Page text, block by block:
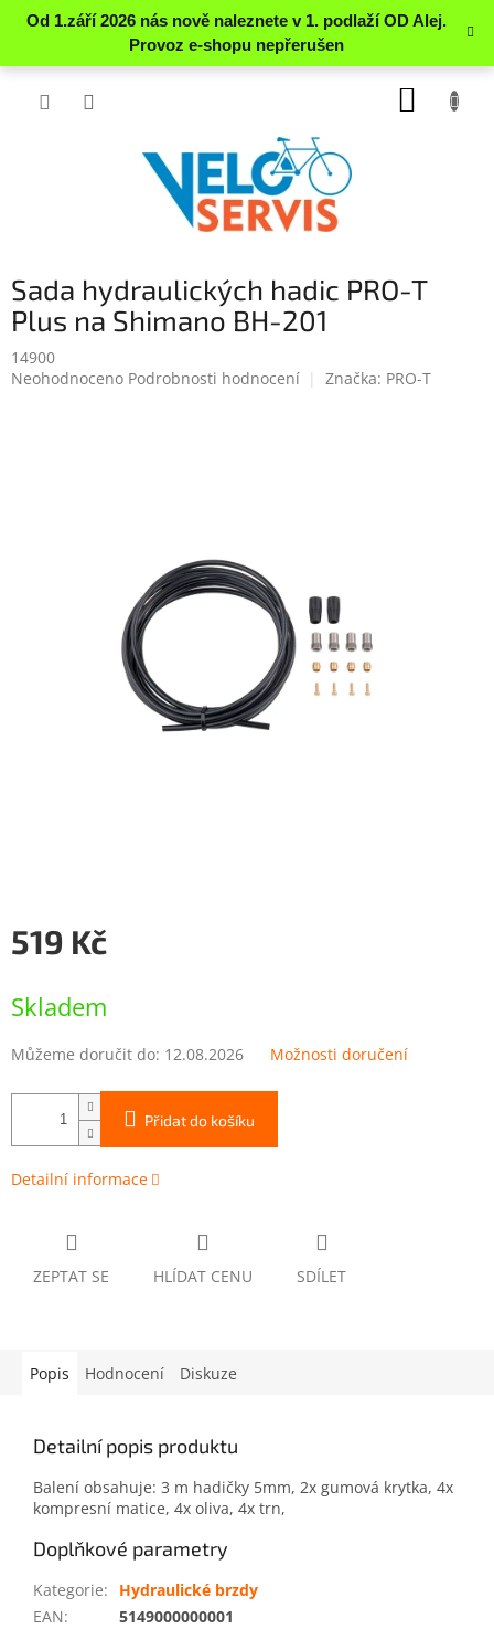
Přejít
Sada hydraulických hadic PRO-T
Plus na Shimano BH-201
14900
Průměrné
Neohodnoceno Podrobnosti hodnocení Značka: PRO-T
519 Kč
cena:
Skladem
Můžeme doručit do: 12.08.2026 Možnosti doručení
Přidat do košíku
Detailní informace
ZEPTAT SE HLÍDAT CENU SDÍLET
Popis Hodnocení Diskuze
Detailní popis produktu
Balení obsahuje: 3 m hadičky 5mm, 2x gumová krytka, 4x
kompresní matice, 4x oliva, 4x trn,
Doplňkové parametry
Kategorie:
Hydraulické brzdy
EAN: 5149000000001